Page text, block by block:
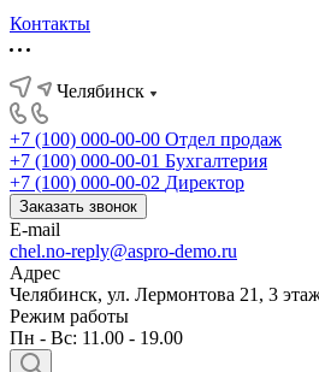
Контакты
Челябинск
+7 (100) 000-00-00 Отдел продаж
+7 (100) 000-00-01 Бухгалтерия
+7 (100) 000-00-02 Директор
Заказать звонок
E-mail
chel.no-reply@aspro-demo.ru
Адрес
Челябинск, ул. Лермонтова 21, 3
Режим работы
Пн - Вс: 11.00 - 19.00